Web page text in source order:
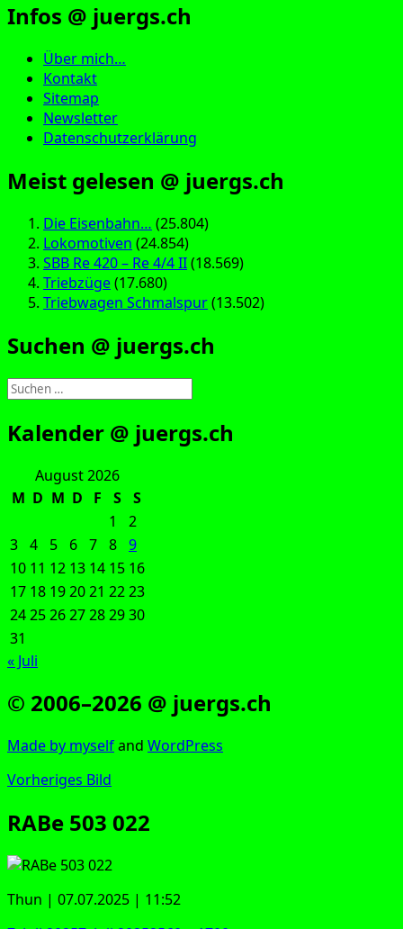
Infos @ juergs.ch
Über mich…
Kontakt
Sitemap
Newsletter
Datenschutzerklärung
Meist gelesen @ juergs.ch
Die Eisenbahn… (25.804)
Lokomotiven (24.854)
SBB Re 420 – Re 4/4 II(18.569)
Triebzüge(17.680)
Triebwagen Schmalspur(13.502)
Suchen @ juergs.ch
Suchen
nach:
Kalender @ juergs.ch
August 2026
M D M D F S
S
1
2
3 4 5 6 7 8 9
10 11 12 13 14 15 16
17 18 192021 2223
24252627282930
31
« Juli
© 2006–2026 @ juergs.ch
Made by mys­elfand Word­Press
Vorheriges Bild
RABe 503 022
Thun | 07.07.2025 | 11:52